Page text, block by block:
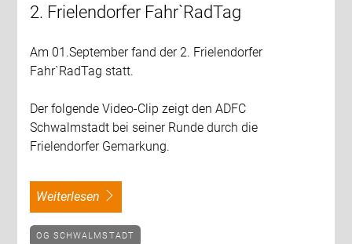
2. Frielendorfer Fahr`RadTag
Am 01.September fand der 2. Frielendorfer
Fahr`RadTag statt.
Der folgende Video-Clip zeigt den ADFC
Schwalmstadt bei seiner Runde durch die
Frielendorfer Gemarkung.
weiterlesen
OG SCHWALMSTADT